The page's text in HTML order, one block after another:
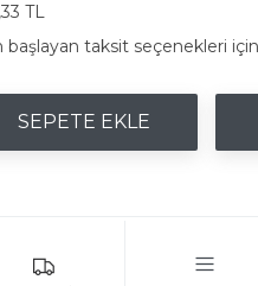
TL
başlayan taksit seçenekleri için